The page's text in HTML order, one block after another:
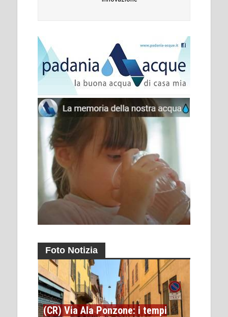
Foto Notizia
(CR) Via Ala Ponzone: i tempi